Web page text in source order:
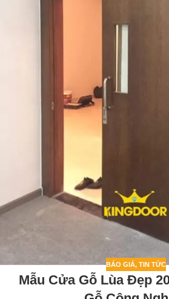
BÁO GIÁ, TIN TỨC
Mẫu Cửa Gỗ Lùa Đẹp